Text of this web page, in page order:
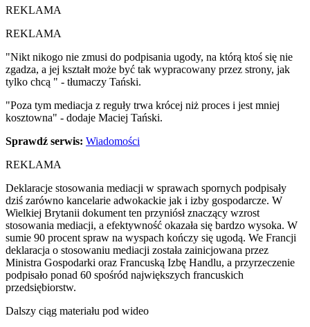
REKLAMA
"Nikt nikogo nie zmusi do podpisania ugody, na którą ktoś się nie
tylko chcą " - tłumaczy Tański.
"Poza tym mediacja z reguły trwa krócej niż proces i jest mniej
Sprawdź serwis: Wiadomości
REKLAMA
Deklaracje stosowania mediacji w sprawach spornych podpisały
Wielkiej Brytanii dokument ten przyniósł znaczący wzrost
stosowania mediacji, a efektywność okazała się bardzo wysoka. W
sumie 90 procent spraw na wyspach kończy się ugodą. We Francji
deklaracja o stosowaniu mediacji została zainicjowana przez
Ministra Gospodarki oraz Francuską Izbę Handlu, a przyrzeczenie
podpisało ponad 60 spośród największych francuskich
przedsiębiorstw.
Dalszy ciąg materiału pod wideo